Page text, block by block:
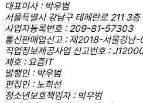
대표이사 : 박우범
서울특별시 강남구 테헤란로 211 3
사업자등록번호 : 209-81-57303
통신판매업신고 : 제2018-서울강남
직업정보제공사업 신고번호 :
제호 : 요즘IT
발행인 : 박우범
편집인 : 노희선
청소년보호책임자 : 박우범